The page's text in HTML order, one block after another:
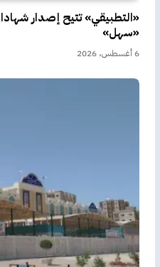
«التطبيقي» تتيح إصدار
«سهل»
6 أغسطس، 2026